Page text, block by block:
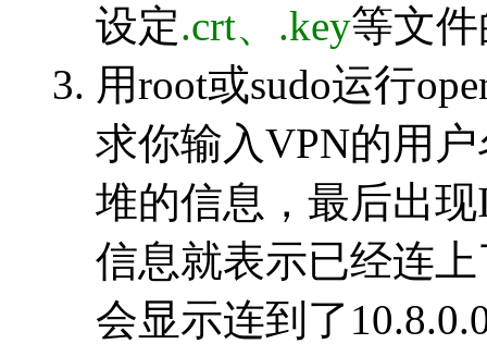
设定.crt、.key等文
用root或sudo运行
求你输入VPN的用
堆的信息，最后出现
信息就表示已经连
会显示连到了